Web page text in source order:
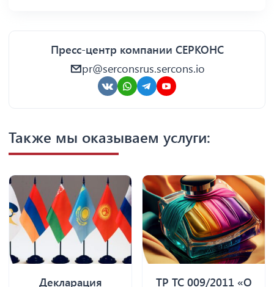
Пресс-центр компании СЕРКОНС
pr@serconsrus.sercons.io
Также мы оказываем услуги:
Декларация
ТР ТС 009/2011 «О